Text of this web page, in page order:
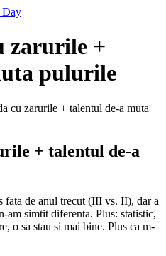
zarurile +
pulurile
cu zarurile + talentul de-a muta
+ talentul de-a
fata de anul trecut (III vs. II), dar a
am simtit diferenta. Plus: statistic,
o sa stau si mai bine. Plus ca m-